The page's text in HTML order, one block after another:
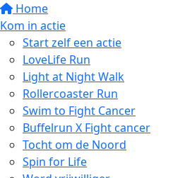
Home
Kom in actie
Start zelf een actie
LoveLife Run
Light at Night Walk
Rollercoaster Run
Swim to Fight Cancer
Buffelrun X Fight cancer
Tocht om de Noord
Spin for Life